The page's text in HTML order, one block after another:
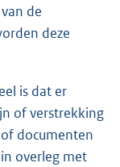
de
deze
is dat er
of verstrekking
documenten
overleg met